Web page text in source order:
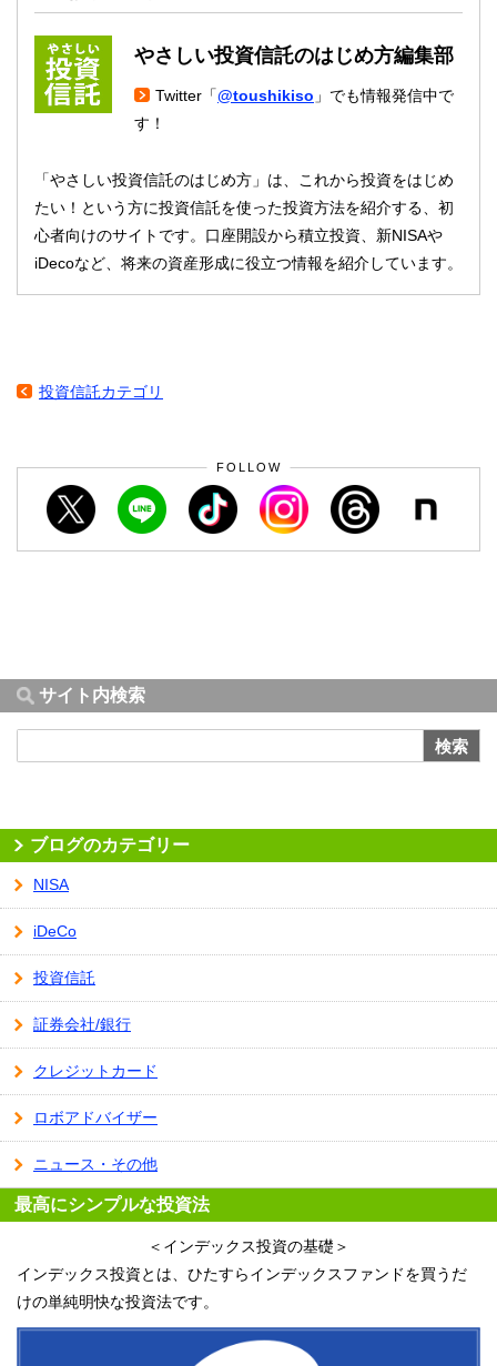
やさしい投資信託のはじめ方編集部
Twitter「@toushikiso 」でも情報発信中で
す！
「やさしい投資信託のはじめ方」は、これから投資をはじめ
たい！という方に投資信託を使った投資方法を紹介する、初
心者向けのサイトです。口座開設から積立投資、新NISAや
iDecoなど、将来の資産形成に役立つ情報を紹介しています。
投資信託カテゴリ
FOLLOW
サイト内検索
検索
ブログのカテゴリー
NISA
iDeCo
投資信託
証券会社/銀行
クレジットカード
ロボアドバイザー
ニュース・その他
最高にシンプルな投資法
＜インデックス投資の基礎＞
インデックス投資とは、ひたすらインデックスファンドを買うだ
けの単純明快な投資法です。